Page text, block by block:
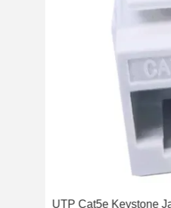
UTP Cat5e Keystone